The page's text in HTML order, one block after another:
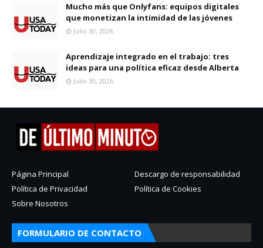
Mucho más que Onlyfans: equipos digitales
que monetizan la intimidad de las jóvenes
Julio 30, 2026
Aprendizaje integrado en el trabajo: tres
ideas para una política eficaz desde Alberta
Julio 30, 2026
Página Principal
Descargo de responsabilidad
Política de Privacidad
Política de Cookies
Sobre Nosotros
FORMULARIO DE CONTACTO